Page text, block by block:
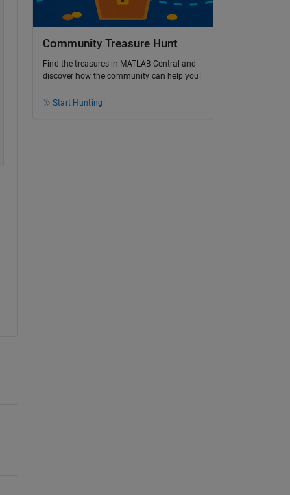
Community Treasure Hunt
Find the treasures in MATLAB Central and
discover how the community can help you!
Start Hunting!